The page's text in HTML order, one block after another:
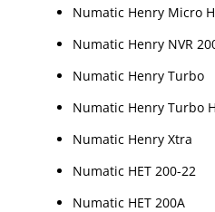
Numatic Henry Micro
Numatic Henry NVR
Numatic Henry Turbo
Numatic Henry Turbo
Numatic Henry Xtra
Numatic HET 200-22
Numatic HET 200A